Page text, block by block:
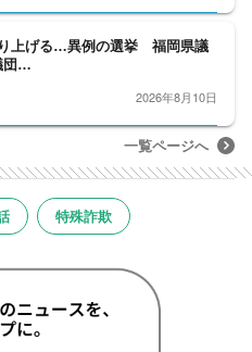
上げる…異例の選挙 福岡県議
団…
2026年8月10日
一覧ページへ
特殊詐欺